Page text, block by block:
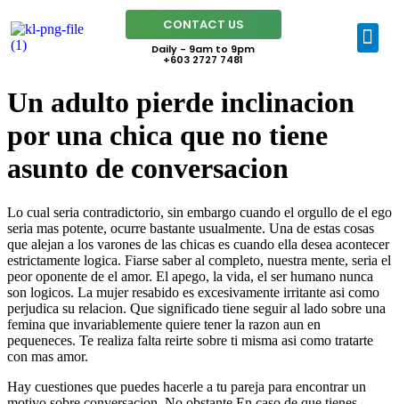
CONTACT US
Daily - 9am to 9pm
+603 2727 7481
Un adulto pierde inclinacion
por una chica que no tiene
asunto de conversacion
Lo cual seri­a contradictorio, sin embargo cuando el orgullo de el ego
seri­a mas potente, ocurre bastante usualmente. Una de estas cosas
que alejan a los varones de las chicas es cuando ella desea acontecer
estrictamente logica. Fiarse saber al completo, nuestra mente, seri­a el
peor oponente de el amor. El apego, la vida, el ser humano nunca
son logicos. La mujer resabido es excesivamente irritante asi­ como
perjudica su relacion. Que significado tiene seguir al lado sobre una
femina que invariablemente quiere tener la razon aun en
pequeneces. Te realiza falta reirte sobre ti misma asi­ como tratarte
con mas amor.
Hay cuestiones que puedes hacerle a tu pareja para encontrar un